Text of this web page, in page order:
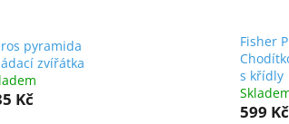
pyramida
zvířátka
Kč
Fisher
s křídly
599 Kč